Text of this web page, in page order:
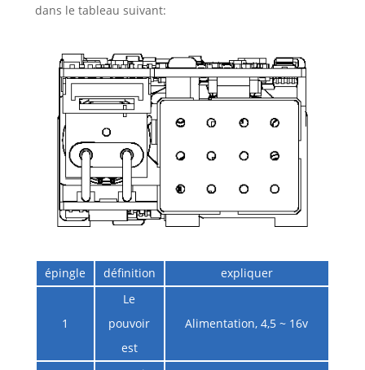
dans le tableau suivant:
épingle définition expliquer
1
Le
pouvoir
est
Alimentation, 4,5 ~ 16v